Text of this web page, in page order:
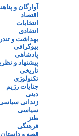
آوارگان و
اقتصاد
انتخابات
انتقادی
بهداشت و
بیوگرافی
پادشاهی
پیشنهاد و
تاریخی
تکنولوژی
جنایات رژیم
دینی
زندانی
سیاسی
طنز
فرهنگی
قصه و داستان